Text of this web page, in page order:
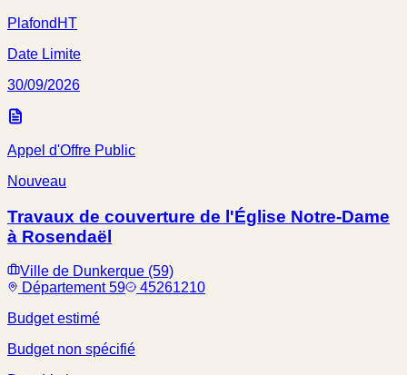
Plafond HT
Date Limite
30/09/2026
Appel d'Offre Public
Nouveau
Travaux de couverture de l'Église Notre-Dame
à Rosendaël
Ville de Dunkerque (59)
Département 59
45261210
Budget estimé
Budget non spécifié